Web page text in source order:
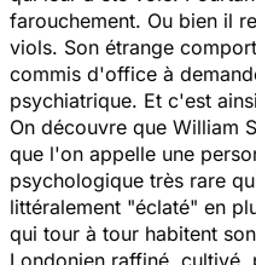
farouchement. Ou bien il
viols. Son étrange
commis d'office à
psychiatrique. Et c'est
On découvre que William
que l'on appelle une
psychologique très rare
littéralement "éclaté" en
qui tour à tour habitent
Londonien raffiné, cultivé,